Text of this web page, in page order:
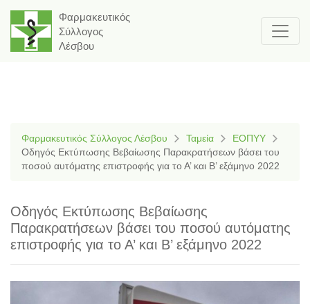
Φαρμακευτικός
Σύλλογος
Λέσβου
Φαρμακευτικός Σύλλογος Λέσβου Ταμεία
ΕΟΠΥΥ
Οδηγός Εκτύπωσης Βεβαίωσης Παρακρατήσεων βάσει του
ποσού αυτόματης επιστροφής για το Α’ και Β’ εξάμηνο 2022
Οδηγός Εκτύπωσης Βεβαίωσης
Παρακρατήσεων βάσει του ποσού αυτόματης
επιστροφής για το Α’ και Β’ εξάμηνο 2022